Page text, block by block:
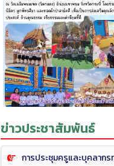
ข่าวประชาสัมพันธ์
การประชุมครูและบุคลากร